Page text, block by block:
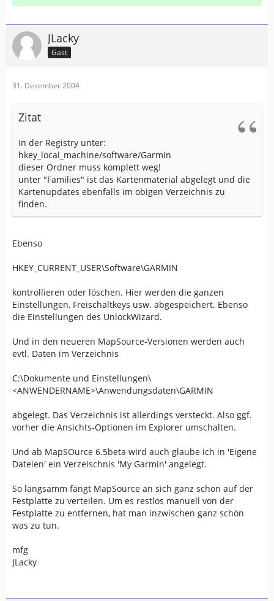
JLacky
Gast
31. Dezember 2004
Zitat
In der Registry unter:
hkey_local_machine/software/Garmin
dieser Ordner muss komplett weg!
unter "Families" ist das Kartenmaterial abgelegt und die
Kartenupdates ebenfalls im obigen Verzeichnis zu
finden.
Ebenso
HKEY_CURRENT_USER\Software\GARMIN
kontrollieren oder löschen. Hier werden die ganzen
Einstellungen, Freischaltkeys usw. abgespeichert. Ebenso
die Einstellungen des UnlockWizard.
Und in den neueren MapSource-Versionen werden auch
evtl. Daten im Verzeichnis
C:\Dokumente und Einstellungen\
<ANWENDERNAME>\Anwendungsdaten\GARMIN
abgelegt. Das Verzeichnis ist allerdings versteckt. Also ggf.
vorher die Ansichts-Optionen im Explorer umschalten.
Und ab MapSOurce 6.5beta wird auch glaube ich in 'Eigene
Dateien' ein Verzeischnis 'My Garmin' angelegt.
So langsamm fängt MapSource an sich ganz schön auf der
Festplatte zu verteilen. Um es restlos manuell von der
Festplatte zu entfernen, hat man inzwischen ganz schön
was zu tun.
mfg
JLacky